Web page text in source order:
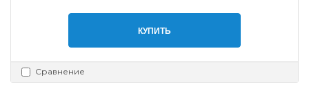
КУПИТЬ
Сравнение